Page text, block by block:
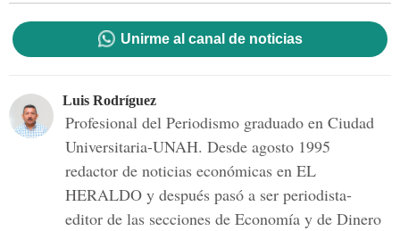
Unirme al canal de noticias
Luis Rodríguez
Profesional del Periodismo graduado en Ciudad
Universitaria-UNAH. Desde agosto 1995
redactor de noticias económicas en EL
HERALDO y después pasó a ser periodista-
editor de las secciones de Economía y de Dinero